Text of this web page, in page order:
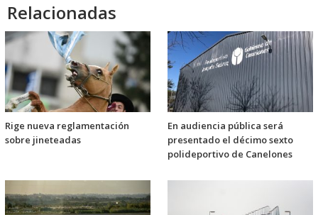
Relacionadas
Rige nueva reglamentación
sobre jineteadas
En audiencia pública será
presentado el décimo sexto
polideportivo de Canelones